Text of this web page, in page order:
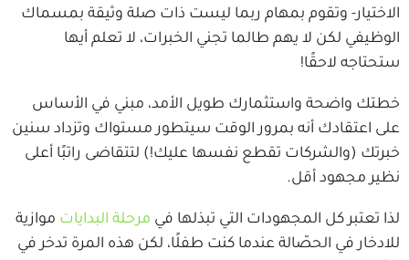
الاختيار- وتقوم بمهام ربما ليست ذات صلة وثيقة بمسماك
الوظيفي لكن لا يهم طالما تجني الخبرات، لا تعلم أيها
ستحتاجه لاحقًا!
خطتك واضحة واستثمارك طويل الأمد، مبني في الأساس
على اعتقادك أنه بمرور الوقت سيتطور مستواك وتزداد سنين
خبرتك (والشركات تقطع نفسها عليك!) لتتقاضى راتبًا أعلى
نظير مجهود أقل.
لذا تعتبر كل المجهودات التي تبذلها في مرحلة البدايات موازية
للادخار في الحصّالة عندما كنت طفلًا، لكن هذه المرة تدخر في